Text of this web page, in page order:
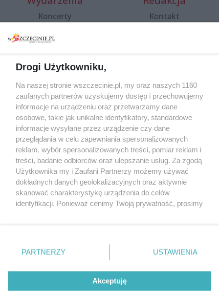
Koncerty
Spacery i oprowadzania
targi
Wernisaże
Więcej
Kontakt
Specjalny koncert z okazji
20. urodzin portalu
wSzczecinie.pl
Regulamin konkursów
śniadaniówka "Hej
Szczecin! Jest piątek!"
Partnerzy
Praca Szczecin
© 2026 wSzczecinie.pl
Created by GOD
Drogi Użytkowniku,
Na naszej stronie wszczecinie.pl, my oraz naszych 1160
zaufanych partnerów uzyskujemy dostęp i przechowujemy
informacje na urządzeniu oraz przetwarzamy dane
osobowe, takie jak unikalne identyfikatory, standardowe
informacje wysyłane przez urządzenie czy dane
przeglądania w celu zapewniania spersonalizowanych
reklam, wybór spersonalizowanych treści, pomiar reklam i
treści, badanie odbiorców oraz ulepszanie usług. Za zgodą
Użytkownika my i Zaufani Partnerzy możemy używać
dokładnych danych geolokalizacyjnych oraz aktywnie
skanować charakterystykę urządzenia do celów
identyfikacji. Ponieważ cenimy Twoją prywatność, prosimy
prywatności znajdujący się w lewym dolnym rogu strony
. Niektóre rodzaje przetwarzania danych nie wymagają
takiemu przetwarzaniu. Preferencje będą miały
zastosowania tylko na tej witrynie.
PARTNERZY USTAWIENIA
Akceptuję